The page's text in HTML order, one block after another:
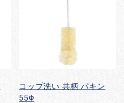
コップ洗い 共柄 パキン
55Φ